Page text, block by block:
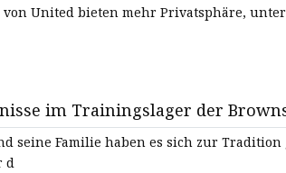
von United bieten mehr Privatsphäre,
im Trainingslager der
seine Familie haben es sich zur
d